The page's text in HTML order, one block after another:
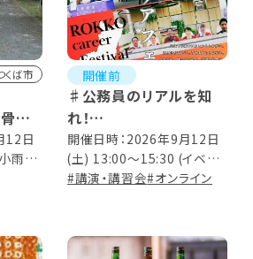
くば市
董
12日
雨決
開催前
♯公務員のリアルを知
れ！
鹿行オンラインキャリア
フェス
開催日時：2026年9月12日
(土) 13:00～15:30 (イベン
ト終了後アフタートーク有)
#講演・講習会#オンライン